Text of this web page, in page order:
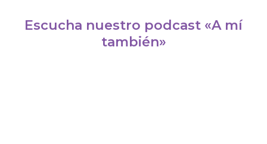
Escucha nuestro podcast «A mí
también»